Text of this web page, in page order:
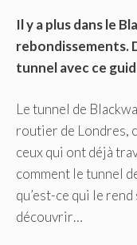
Il y a plus dans le
rebondissements.
tunnel avec ce
Le tunnel de
routier de Londres,
ceux qui ont déjà
comment le tunnel
qu’est-ce qui le
découvrir…